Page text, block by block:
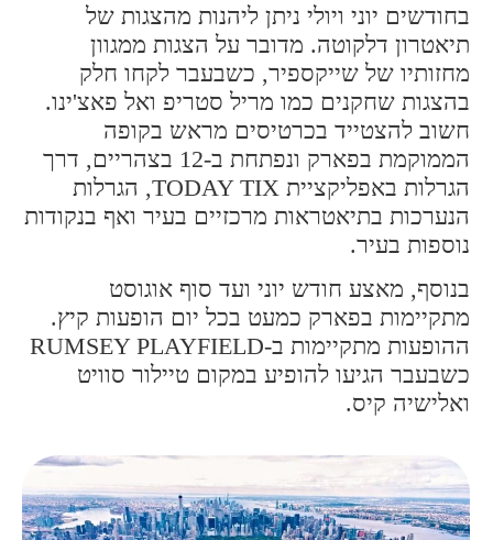
בחודשים יוני ויולי ניתן ליהנות מהצגות של
תיאטרון דלקוטה. מדובר על הצגות ממגוון
מחזותיו של שייקספיר, כשבעבר לקחו חלק
בהצגות שחקנים כמו מריל סטריפ ואל פאצ'ינו.
חשוב להצטייד בכרטיסים מראש בקופה
הממוקמת בפארק ונפתחת ב-12 בצהריים, דרך
הגרלות באפליקציית TODAY TIX, הגרלות
הנערכות בתיאטראות מרכזיים בעיר ואף בנקודות
נוספות בעיר.
בנוסף, מאצע חודש יוני ועד סוף אוגוסט
מתקיימות בפארק כמעט בכל יום הופעות קיץ.
ההופעות מתקיימות ב-RUMSEY PLAYFIELD
כשבעבר הגיעו להופיע במקום טיילור סוויט
ואלישיה קיס.